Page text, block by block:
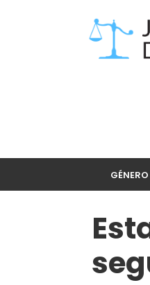
GÉNERO